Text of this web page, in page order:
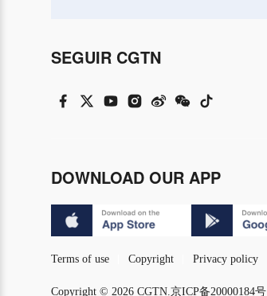
SEGUIR CGTN
DOWNLOAD OUR APP
Terms of use Copyright Privacy policy
Copyright © 2026 CGTN.京ICP备20000184号